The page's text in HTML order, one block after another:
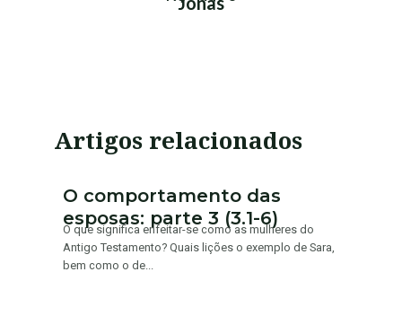
Artigos relacionados
O comportamento das
esposas: parte 3 (3.1-6)
O que significa enfeitar-se como as mulheres do
Antigo Testamento? Quais lições o exemplo de Sara,
bem como o de...